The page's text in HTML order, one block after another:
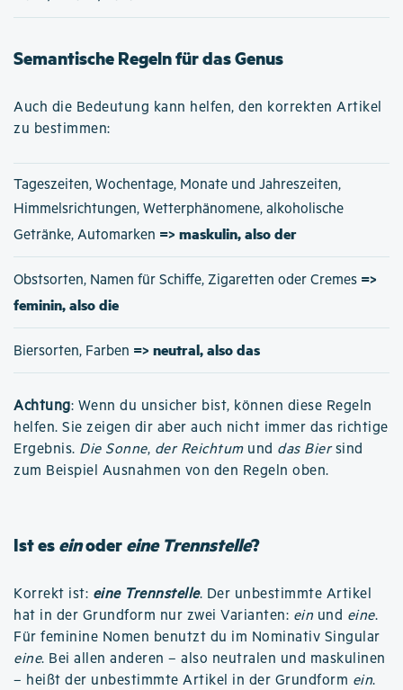
Semantische Regeln für das Genus
Auch die Bedeutung kann helfen, den korrekten Artikel
zu bestimmen:
Tageszeiten, Wochentage, Monate und Jahreszeiten,
Himmelsrichtungen, Wetterphänomene, alkoholische
Getränke, Automarken => maskulin, also der
Obstsorten, Namen für Schiffe, Zigaretten oder Cremes =>
feminin, also die
Biersorten, Farben => neutral, also das
Achtung: Wenn du unsicher bist, können diese Regeln
helfen. Sie zeigen dir aber auch nicht immer das richtige
Ergebnis. Die Sonne, der Reichtumund das Biersind
zum Beispiel Ausnahmen von den Regeln oben.
Ist eseinodereine Trennstelle?
Korrekt ist: eine Trennstelle. Der unbestimmte Artikel
hat in der Grundform nur zwei Varianten: ein und eine.
Für feminine Nomen benutzt du im Nominativ Singular
eine. Bei allen anderen – also neutralen und maskulinen
– heißt der unbestimmte Artikel in der Grundform ein.